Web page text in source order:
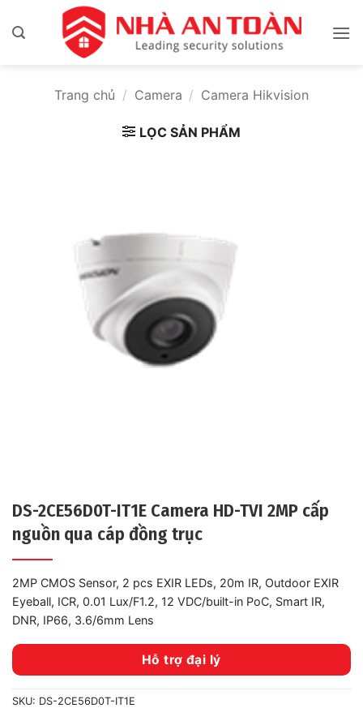
qua
Trang chủ / Camera / Camera Hikvision
LỌC SẢN PHẨM
DS-2CE56D0T-IT1E Camera HD-TVI 2MP cấp
nguồn qua cáp đồng trục
2MP CMOS Sensor, 2 pcs EXIR LEDs, 20m IR, Outdoor EXIR
Eyeball, ICR, 0.01 Lux/F1.2, 12 VDC/built-in PoC, Smart IR,
DNR, IP66, 3.6/6mm Lens
Hỗ trợ đại lý
SKU: DS-2CE56D0T-IT1E